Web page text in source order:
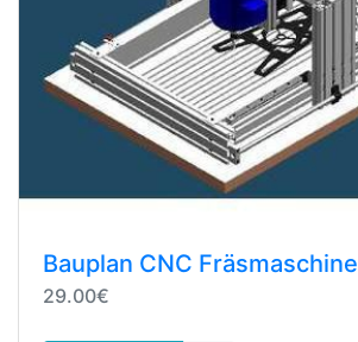
Bauplan CNC Fräsmaschine
29.00€